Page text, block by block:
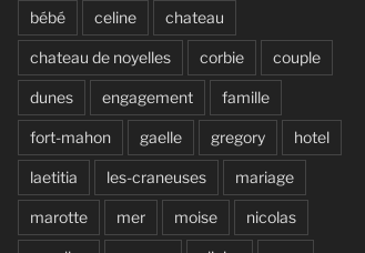
bébé celine chateau
chateau de noyelles corbie couple
dunes engagement famille
fort-mahon gaelle gregory hotel
laetitia les-craneuses mariage
marotte mer moise nicolas